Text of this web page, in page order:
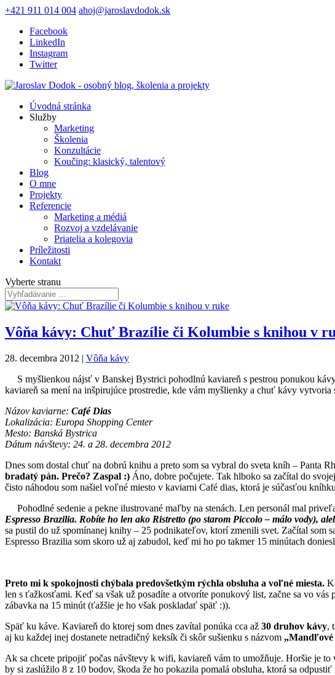
+421 911 014 004 ahoj@jaroslavdodok.sk
Facebook
LinkedIn
Instagram
Twitter
Úvodná stránka
Služby
Marketing
Školenia
Konzultácie
Koučing: klasický, talentový
Blog
O mne
Projekty
Referencie
Marketing a médiá
Rozvoj a vzdelávanie
Priatelia a kolegovia
Príležitosti
Kontakt
Vyberte stranu
Vôňa kávy: Chuť Brazílie či Kolumbie s knihou v
28. decembra 2012 | Vôňa kávy
S myšlienkou nájsť v Banskej Bystrici pohodlnú kaviareň s pestrou ponukou
kaviareň sa mení na inšpirujúce prostredie, kde vám myšlienky a chuť kávy vytvoria
Názov kaviarne: Café Dias
Lokalizácia: Europa Shopping Center
Mesto: Banská Bystrica
Dátum návštevy: 24. a 28. decembra 2012
Dnes som dostal chuť na dobrú knihu a preto som sa vybral do sveta kníh –
bradatý pán. Prečo? Zaspal :) Áno, dobre počujete. Tak hlboko sa začítal do
čisto náhodou som našiel voľné miesto v kaviarni Café dias, ktorá je súčasťou
Pohodlné sedenie a pekne ilustrované maľby na stenách. Len personál mal
Espresso Brazilia. Robíte ho len ako Ristretto (po starom Piccolo – málo vody),
sa pustil do už spomínanej knihy – 25 podnikateľov, ktorí zmenili svet. Začítal som
Espresso Brazilia som skoro už aj zabudol, keď mi ho po takmer 15 minútach
Preto mi k spokojnosti chýbala predovšetkým rýchla obsluha a voľné miesta.
len s ťažkosťami. Keď sa však už posadíte a otvoríte ponukový list, začne sa vo
zábavka na 15 minút (ťažšie je ho však poskladať späť :)).
Späť ku káve. Kaviareň do ktorej som dnes zavítal ponúka cca až 30 druhov kávy,
aj ku každej inej dostanete netradičný keksík či skôr sušienku s názvom „Mandľové
Ak sa chcete pripojiť počas návštevy k wifi, kaviareň vám to umožňuje. Horšie je
by si zaslúžilo 8 z 10 bodov, škoda že ho pokazila pomalá obsluha, ktorá sa odpustiť